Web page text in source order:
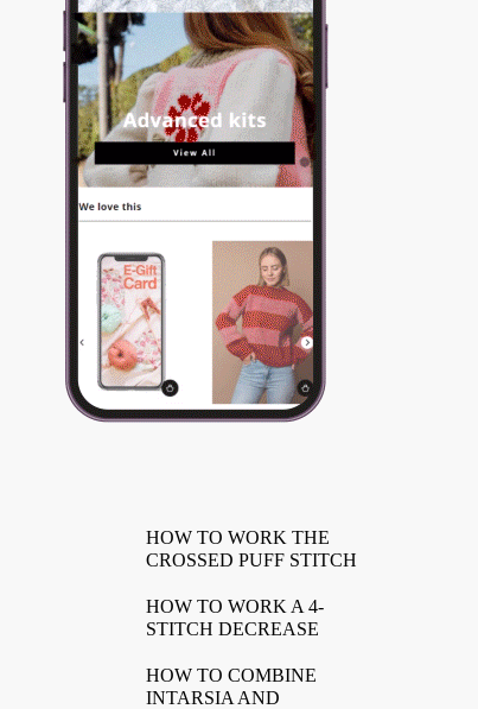
HOW TO WORK THE
CROSSED PUFF STITCH
HOW TO WORK A 4-
STITCH DECREASE
HOW TO COMBINE
INTARSIA AND